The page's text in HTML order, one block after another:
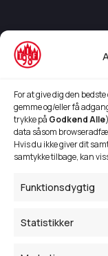
For at give dig den
gemme og/eller få
trykke på Godkend Alle
data såsom
Hvis du ikke giver dit
samtykke tilbage, kan
Funktionsdygtig
Statistikker
Info
Børnehave idræt
TIF 98's
9690 Fjerritslev